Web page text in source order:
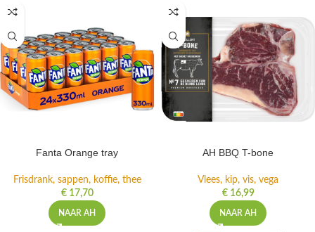
Fanta Orange tray
Frisdrank, sappen, koffie, thee
€17,70
NAAR AH
AH BBQ T-bone
Vlees, kip, vis, vega
€16,99
NAAR AH